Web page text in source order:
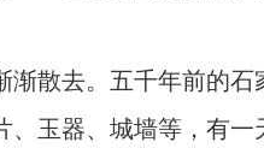
渐散去。五千年前的石
、玉器、城墙等，有一